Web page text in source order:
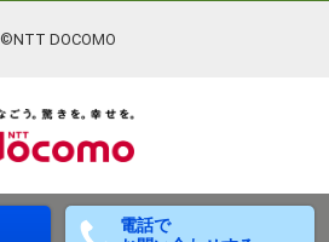
©NTT DOCOMO
電話で